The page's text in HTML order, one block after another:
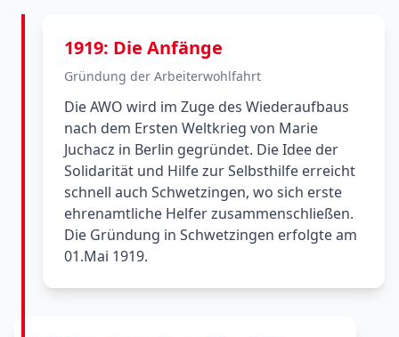
1919: Die Anfänge
Gründung der Arbeiterwohlfahrt
Die AWO wird im Zuge des Wiederaufbaus
nach dem Ersten Weltkrieg von Marie
Juchacz in Berlin gegründet. Die Idee der
Solidarität und Hilfe zur Selbsthilfe erreicht
schnell auch Schwetzingen, wo sich erste
ehrenamtliche Helfer zusammenschließen.
Die Gründung in Schwetzingen erfolgte am
01.Mai 1919.